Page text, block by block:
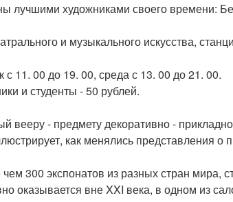
художниками своего времени:
и музыкального искусства,
11. 00 до 19. 00, среда с 13. 00 до 21. 00.
и студенты - 50 рублей.
- предмету декоративно -
как менялись представления о
300 экспонатов из разных стран мира,
оказывается вне XXI века, в одном из